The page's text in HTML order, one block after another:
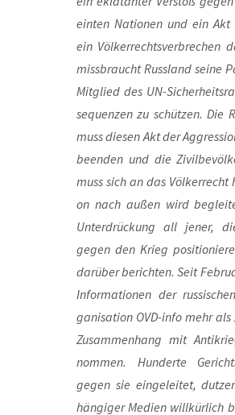
ein­ten Natio­nen und ein Akt
ein Völ­ker­rechts­ver­bre­chen
miss­braucht Russ­land sei­ne
Mit­glied des UN-
se­quen­zen zu schüt­zen. Die
muss die­sen Akt der
been­den und die
muss sich an das
on nach außen wird
Unter­drü­ckung all jener,
gegen den Krieg
dar­über berich­ten. Seit
Infor­ma­tio­nen der
ga­ni­sa­ti­on OVD-info mehr als
Zusam­men­hang mit
nom­men. Hun­der­te
gegen sie ein­ge­lei­tet,
hän­gi­ger Medi­en will­kür­lich